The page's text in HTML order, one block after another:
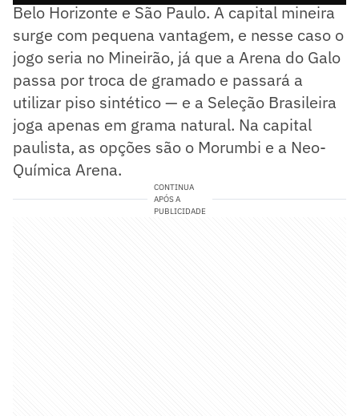
Belo Horizonte e São Paulo. A capital mineira
surge com pequena vantagem, e nesse caso o
jogo seria no Mineirão, já que a Arena do Galo
passa por troca de gramado e passará a
utilizar piso sintético — e a Seleção Brasileira
joga apenas em grama natural. Na capital
paulista, as opções são o Morumbi e a Neo-
Química Arena.
CONTINUA
APÓS A
PUBLICIDADE